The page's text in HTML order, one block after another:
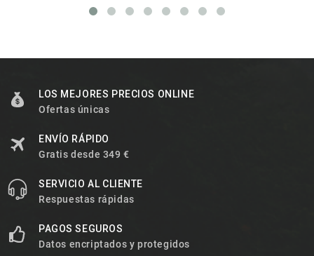
LOS MEJORES PRECIOS ONLINE
Ofertas únicas
ENVÍO RÁPIDO
Gratis desde 349 €
SERVICIO AL CLIENTE
Respuestas rápidas
PAGOS SEGUROS
Datos encriptados y protegidos